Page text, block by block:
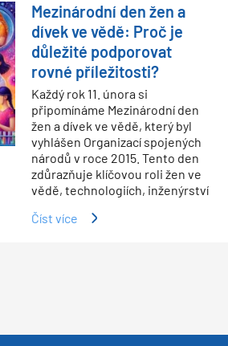
Mezinárodní den žen a
dívek ve vědě: Proč je
důležité podporovat
rovné příležitosti?
Každý rok 11. února si
připomínáme Mezinárodní den
žen a dívek ve vědě, který byl
vyhlášen Organizací spojených
národů v roce 2015. Tento den
zdůrazňuje klíčovou roli žen ve
vědě, technologiích, inženýrství
Číst více